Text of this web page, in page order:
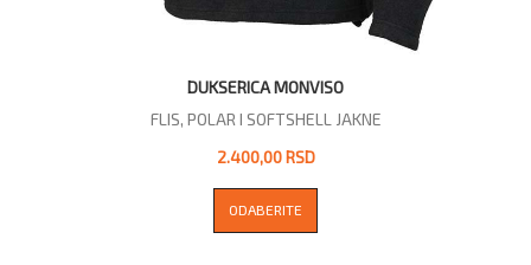
DUKSERICA MONVISO
FLIS, POLAR I SOFTSHELL JAKNE
2.400,00 RSD
ODABERITE